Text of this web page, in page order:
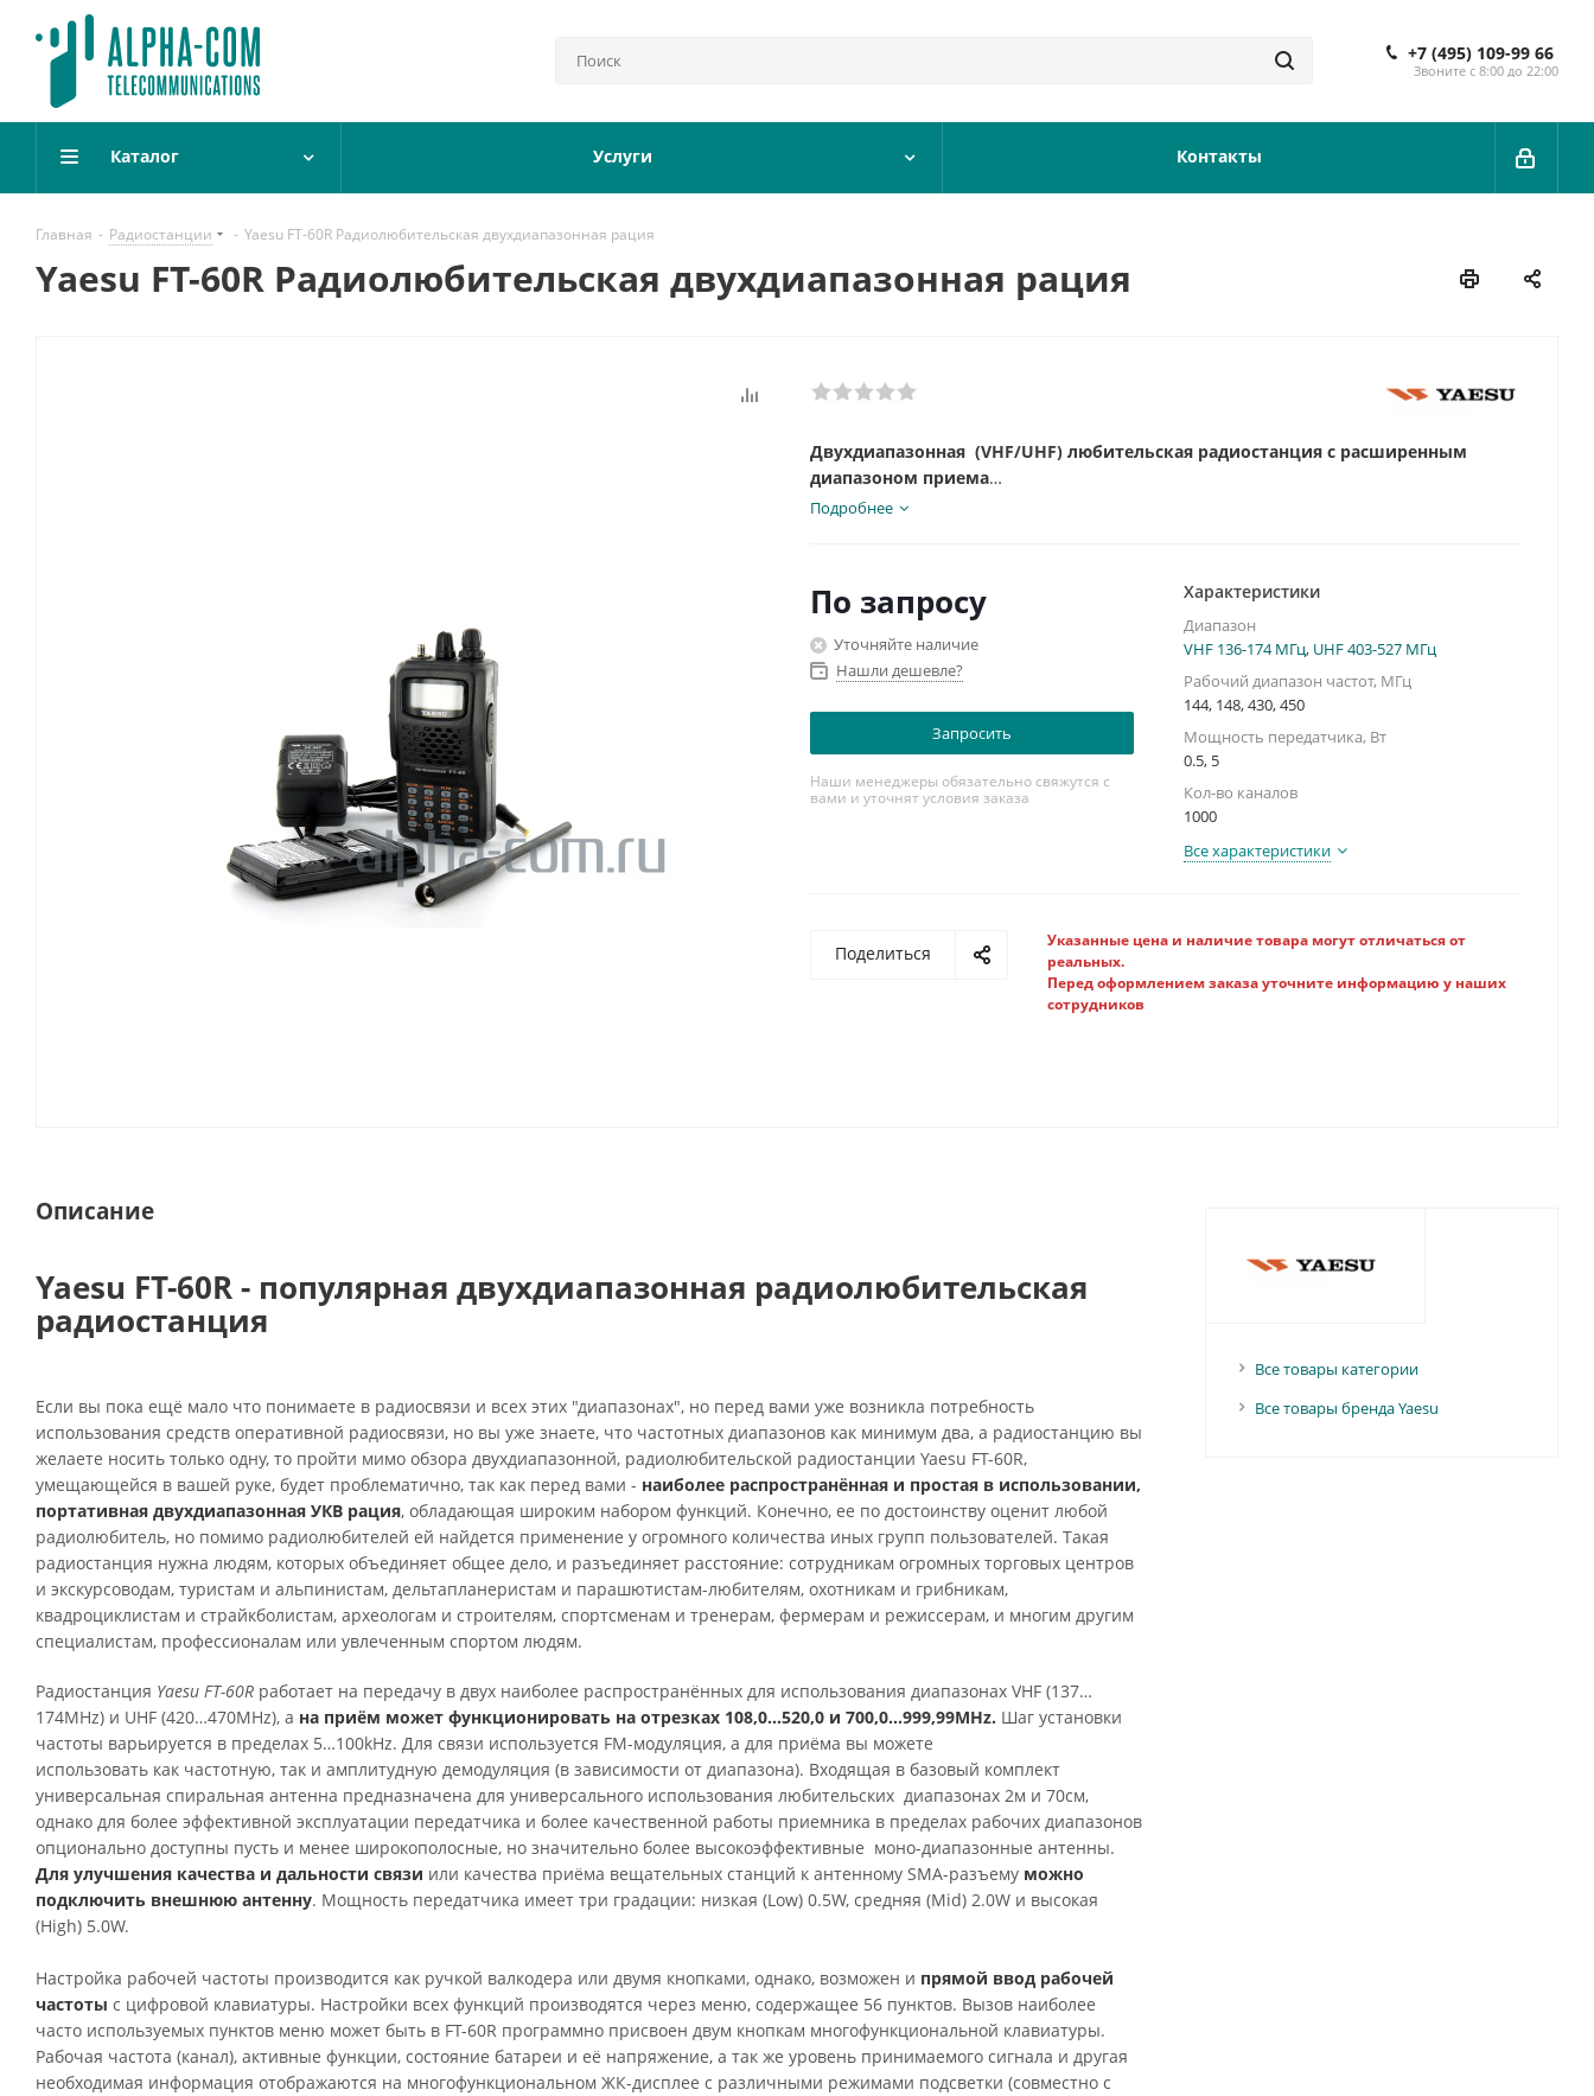
+7 (495) 109-99 66
Звоните с 8:00 до 22:00
Каталог Услуги Контакты
Главная - Радиостанции - Yaesu FT-60R Радиолюбительская двухдиапазонная рация
Yaesu FT-60R Радиолюбительская двухдиапазонная рация
Двухдиапазонная (VHF/UHF) любительская радиостанция с расширенным
диапазоном приема
Шаг сетки, кГц: 5 10 12.5 15 20 25 50 100
Кол-во каналов: более 1000
Подробнее
По запросу
Уточняйте наличие
Нашли дешевле?
Запросить
Наши менеджеры обязательно свяжутся с
вами и уточнят условия заказа
Характеристики
Диапазон
VHF 136-174 МГц, UHF 403-527 МГц
Рабочий диапазон частот, МГц
144, 148, 430, 450
Мощность передатчика, Вт
0.5, 5
Кол-во каналов
1000
Все характеристики
Поделиться
Указанные цена и наличие товара могут отличаться от
реальных.
Перед оформлением заказа уточните информацию у наших
сотрудников
Описание
Yaesu FT-60R - популярная двухдиапазонная радиолюбительская
радиостанция
Если вы пока ещё мало что понимаете в радиосвязи и всех этих "диапазонах", но перед вами уже возникла потребность
использования средств оперативной радиосвязи, но вы уже знаете, что частотных диапазонов как минимум два, а радиостанцию вы
желаете носить только одну, то пройти мимо обзора двухдиапазонной, радиолюбительской радиостанции Yaesu FT-60R,
умещающейся в вашей руке, будет проблематично, так как перед вами - наиболее распространённая и простая в использовании,
портативная двухдиапазонная УКВ рация, обладающая широким набором функций. Конечно, ее по достоинству оценит любой
радиолюбитель, но помимо радиолюбителей ей найдется применение у огромного количества иных групп пользователей. Такая
радиостанция нужна людям, которых объединяет общее дело, и разъединяет расстояние: сотрудникам огромных торговых центров
и экскурсоводам, туристам и альпинистам, дельтапланеристам и парашютистам-любителям, охотникам и грибникам,
квадроциклистам и страйкболистам, археологам и строителям, спортсменам и тренерам, фермерам и режиссерам, и многим другим
специалистам, профессионалам или увлеченным спортом людям.
Радиостанция Yaesu FT-60R работает на передачу в двух наиболее распространённых для использования диапазонах VHF (137…
174MHz) и UHF (420…470MHz), а на приём может функционировать на отрезках 108,0…520,0 и 700,0…999,99MHz. Шаг установки
частоты варьируется в пределах 5…100kHz. Для связи используется FM-модуляция, а для приёма вы можете
использовать как частотную, так и амплитудную демодуляция (в зависимости от диапазона). Входящая в базовый комплект
универсальная спиральная антенна предназначена для универсального использования любительских диапазонах 2м и 70см,
однако для более эффективной эксплуатации передатчика и более качественной работы приемника в пределах рабочих диапазонов
опционально доступны пусть и менее широкополосные, но значительно более высокоэффективные моно-диапазонные антенны.
Для улучшения качества и дальности связи или качества приёма вещательных станций к антенному SMA-разъему можно
подключить внешнюю антенну. Мощность передатчика имеет три градации: низкая (Low) 0.5W, средняя (Mid) 2.0W и высокая
(High) 5.0W.
Настройка рабочей частоты производится как ручкой валкодера или двумя кнопками, однако, возможен и прямой ввод рабочей
частоты с цифровой клавиатуры. Настройки всех функций производятся через меню, содержащее 56 пунктов. Вызов наиболее
часто используемых пунктов меню может быть в FT-60R программно присвоен двум кнопкам многофункциональной клавиатуры.
Рабочая частота (канал), активные функции, состояние батареи и её напряжение, а так же уровень принимаемого сигнала и другая
необходимая информация отображаются на многофункциональном ЖК-дисплее с различными режимами подсветки (совместно с
Все товары категории
Все товары бренда Yaesu